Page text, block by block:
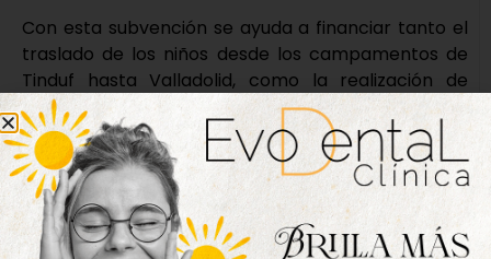
Con esta subvención se ayuda a financiar tanto el
traslado de los niños desde los campamentos de
Tinduf hasta Valladolid, como la realización de
actividades de ocio y tiempo libre durante el
período de estancia en nuestros municipios.
En esta edición están previstas revisiones
oftalmológicas que incluyen la adopción de las
medidas correctoras necesarias, así como diversas
actividades de índole educativo, cultural y lúdico,